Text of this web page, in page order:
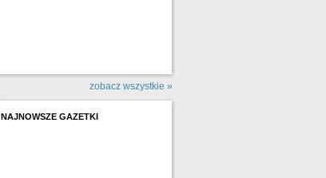
zobacz wszystkie »
NAJNOWSZE GAZETKI